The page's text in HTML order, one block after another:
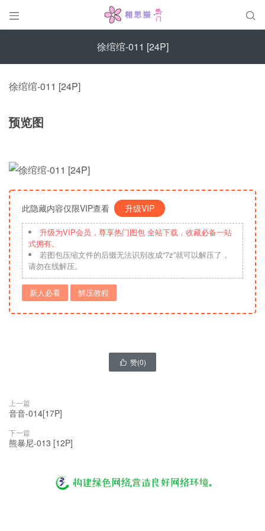
 
徐绾绾-011 [24P]
徐绾绾-011 [24P]
预览图
此隐藏内容仅限VIP查看 升级VIP
升级为VIP会员，尊享热门图包 全站下载，收藏必备一站
式拥有。
若图包压缩文件的后缀无法识别改成“7z”就可以解压了，
请勿在线解压。
新人必看 解压教程
 赞(0)
上一篇
音音-014[17P]
下一篇
熊暴尼-013 [12P]